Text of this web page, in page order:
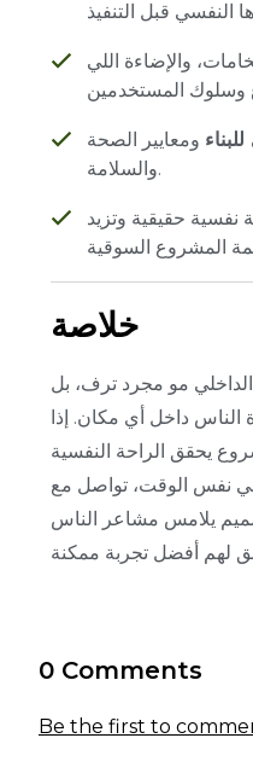
والإضاءة اللي
ومعايير الصحة
والسلامة.
نفسية حقيقية وتزيد
خلاصة
مو مجرد ترف، بل
الناس داخل أي مكان. إذا
يحقق الراحة النفسية
يلامس مشاعر الناس
0 Comments
Be the first to